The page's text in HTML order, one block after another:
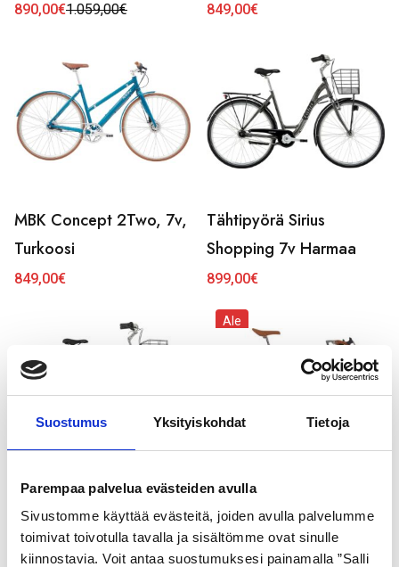
Suostumus Yksityiskohdat Tietoja
Parempaa palvelua evästeiden avulla
Sivustomme käyttää evästeitä, joiden avulla palvelumme
toimivat toivotulla tavalla ja sisältömme ovat sinulle
kiinnostavia. Voit antaa suostumuksesi painamalla ”Salli
1.059,00€
Alkuperäinen
1.059,00€.
890,00€
Nykyinen
890,00€.
849,00€
MBK Concept 2Two, 7v,
Turkoosi
849,00€
Tähtipyörä Sirius
Shopping 7v Harmaa
899,00€
Tähtipyörä Sirius
Shopping 7v Musta
899,00 €
Ale
Motobecane Concept
Team Champion Claris
16v 52cm Oranssi